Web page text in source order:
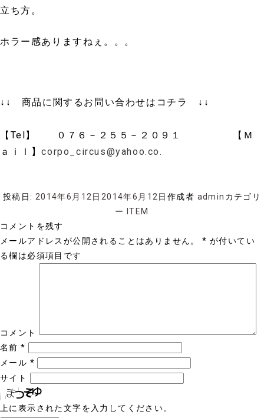
立ち方。
ホラー感ありますねぇ。。。
↓↓ 商品に関するお問い合わせはコチラ ↓↓
【Tel】 ０７６－２５５－２０９１ 【Ｍ
ａｉｌ】corpo_circus@yahoo.co.
投稿日: 2014年6月12日 2014年6月12日 作成者 admin カテゴリ
ーITEM
コメントを残す
メールアドレスが公開されることはありません。
* が付いてい
る欄は必須項目です
コメント
名前*
メール *
サイト
上に表示された文字を入力してください。